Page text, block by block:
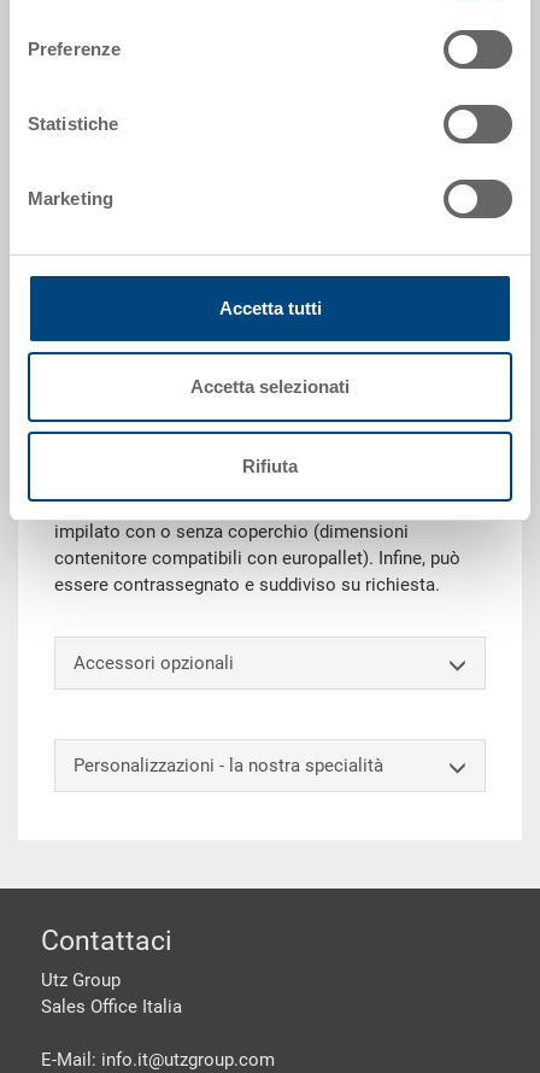
Preferenze
Statistiche
Marketing
Accetta tutti
Accetta selezionati
Rifiuta
impilabile RAKO è ideale per trasporto e stoccaggio.
Inoltre, questo eurocontenitore universale può essere
impilato con o senza coperchio (dimensioni
contenitore compatibili con europallet). Infine, può
essere contrassegnato e suddiviso su richiesta.
Accessori opzionali
Personalizzazioni - la nostra specialità
piè di pagine
Contattaci
Utz Group
Sales Office Italia
E-Mail: info.it@utzgroup.com